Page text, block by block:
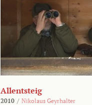
Allentsteig
2010 / Nikolaus Geyrhalter